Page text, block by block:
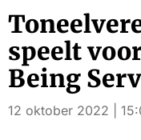
speelt
Being
12 oktober 2022 |